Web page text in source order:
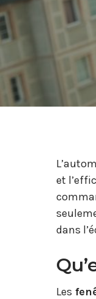
et
dans
Les